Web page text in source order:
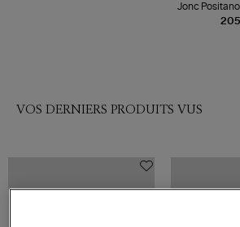
Jonc Positano
VOS DERNIERS PRODUITS VUS